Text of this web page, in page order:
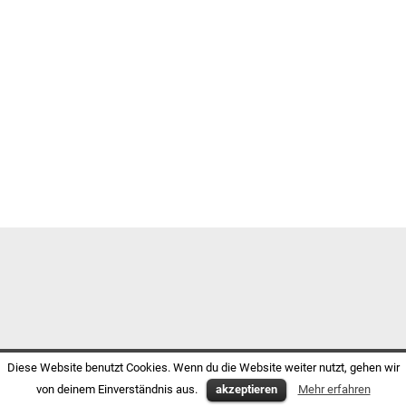
Diese Website benutzt Cookies. Wenn du die Website weiter nutzt, gehen wir
von deinem Einverständnis aus.
akzeptieren Mehr erfahren